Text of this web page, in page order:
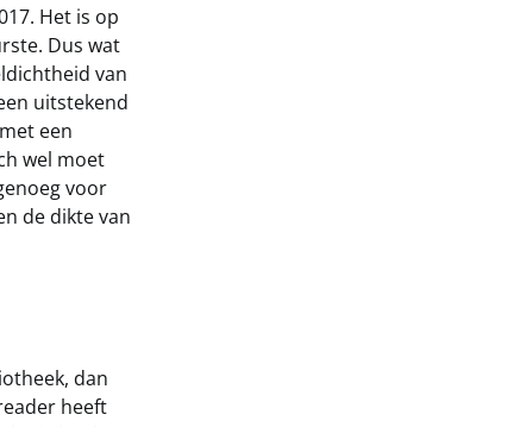
Het is op
Dus wat
van
uitstekend
een
wel moet
voor
de dikte van
dan
heeft